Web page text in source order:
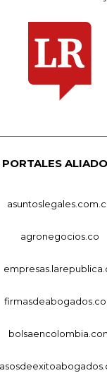
PORTALES
agronegocios.co